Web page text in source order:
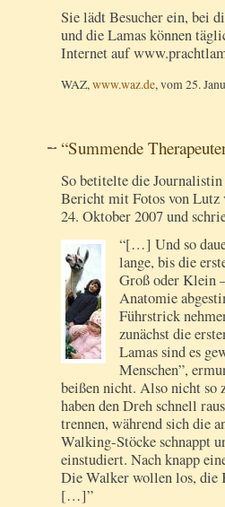
Sie lädt Besucher ein, bei
und die Lamas können
Internet auf
WAZ,www.waz.de, vom 25.
“Summende
So betitelte die
Bericht mit Fotos von Lutz
24. Oktober 2007 und
“[…] Und so
lange, bis die
Groß oder Klein
Anatomie
Führstrick
zunächst die
Lamas sind es
Menschen”,
beißen nicht. Also nicht so
haben den Dreh schnell
trennen, während sich die
Walking-Stöcke schnappt
einstudiert. Nach knapp
Die Walker wollen los, die
[…]”